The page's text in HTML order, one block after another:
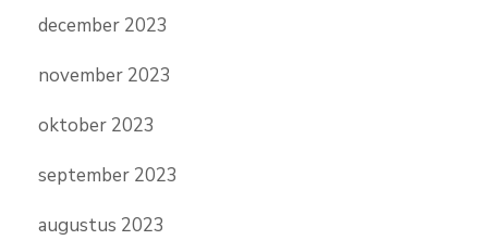
december 2023
november 2023
oktober 2023
september 2023
augustus 2023